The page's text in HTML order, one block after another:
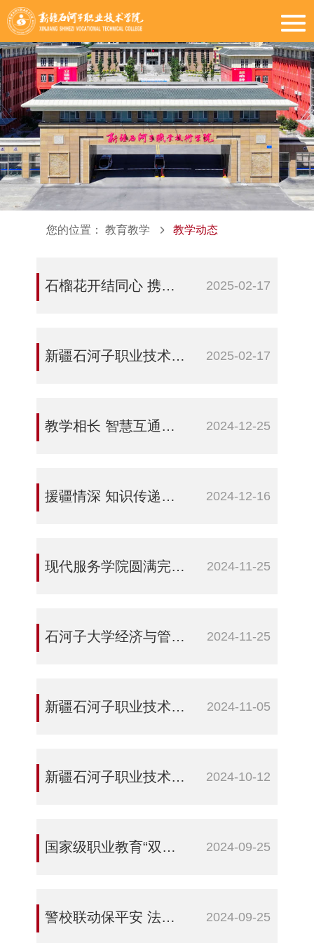
您的位置： 教育教学 教学动态
石榴花开结同心 携手共筑中国梦——新疆石河子职业技术学院深化铸牢中华民族共同体意识教育 2025-02-17
新疆石河子职业技术学院VUE授权考试中心正式挂牌并完成试运行 2025-02-17
教学相长 智慧互通——大连职业技术学院与水利建筑工程学院开展座谈交流活动 2024-12-25
援疆情深 知识传递——信息与通信工程学院与大连援疆教师开展听课交流活动 2024-12-16
现代服务学院圆满完成2024年全国导游资格考试工作 2024-11-25
石河子大学经济与管理学院领导一行莅临数字商贸学院开展交流座谈 2024-11-25
新疆石河子职业技术学院师生热议“传承红色基因、学思践悟中国共产党人精神谱系”示范宣讲活动 2024-11-05
新疆石河子职业技术学院召开2024年国赛部署会 2024-10-12
国家级职业教育“双师型”教师培训可编程控制器系统应用编程技术高级研修班在我院开班 2024-09-25
警校联动保平安 法治宣传进校园 ——新疆石河子职业技术学院联合东三路派出所及师市公安机关部分支援警力开展法治宣传进校园工作 2024-09-25